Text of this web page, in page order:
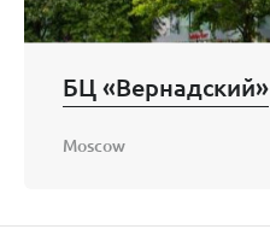
БЦ «Вернадский»
Moscow